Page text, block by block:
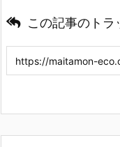
この記事のトラ